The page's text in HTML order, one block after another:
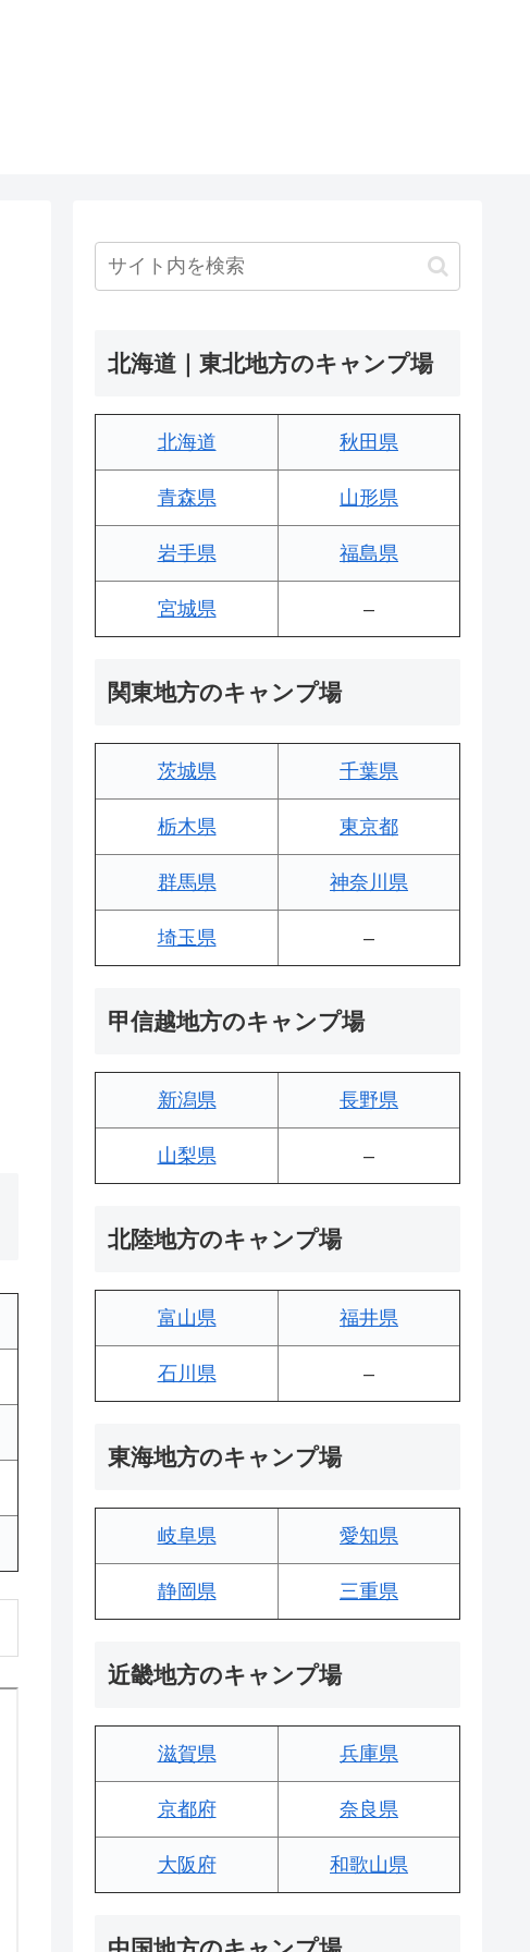
北海道｜東北地方のキャンプ場
北海道 秋田県
青森県 山形県
岩手県 福島県
宮城県 –
関東地方のキャンプ場
茨城県 千葉県
栃木県 東京都
群馬県 神奈川県
埼玉県 –
甲信越地方のキャンプ場
新潟県 長野県
山梨県 –
北陸地方のキャンプ場
富山県 福井県
石川県 –
東海地方のキャンプ場
岐阜県 愛知県
静岡県 三重県
近畿地方のキャンプ場
滋賀県 兵庫県
京都府 奈良県
大阪府 和歌山県